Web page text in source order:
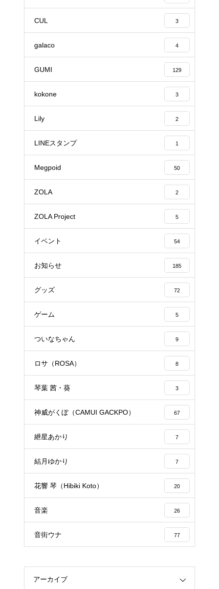
CUL 3
galaco 4
GUMI 129
kokone 3
Lily 2
LINEスタンプ 1
Megpoid 50
ZOLA 2
ZOLA Project 5
イベント 54
お知らせ 185
グッズ 72
ゲーム 5
ついなちゃん 9
ロサ（ROSA） 8
琴葉 茜・葵 3
神威がくぽ（CAMUI GACKPO） 67
紲星あかり 7
結月ゆかり 7
花響 琴（Hibiki Koto） 20
音楽 26
音街ウナ 77
アーカイブ